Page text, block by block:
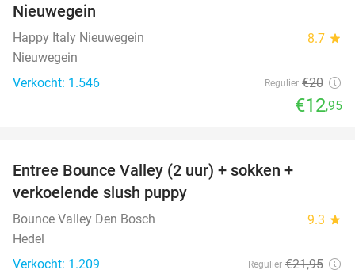
Nieuwegein
Happy Italy Nieuwegein 8.7 star
Nieuwegein
Verkocht: 1.546
Regulier €20
€12,95
Entree Bounce Valley (2 uur) + sokken +
verkoelende slush puppy
Bounce Valley Den Bosch 9.3 star
Hedel
Verkocht: 1.209
Regulier €21,95